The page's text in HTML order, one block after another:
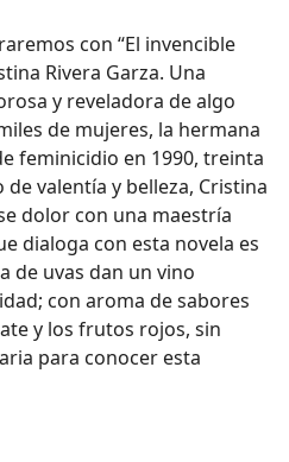
con “El invencible
Rivera Garza. Una
y reveladora de algo
de mujeres, la hermana
feminicidio en 1990, treinta
valentía y belleza, Cristina
dolor con una maestría
dialoga con esta novela es
de uvas dan un vino
con aroma de sabores
y los frutos rojos, sin
para conocer esta